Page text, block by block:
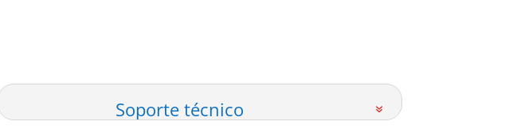
Soporte técnico